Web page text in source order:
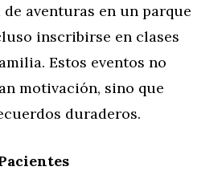
aventuras en un parque
inscribirse en clases
Estos eventos no
motivación, sino que
duraderos.